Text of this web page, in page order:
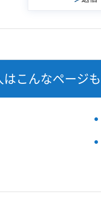
こんなページ